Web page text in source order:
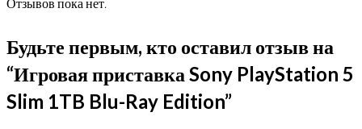
Будьте первым, кто оставил отзыв на
“Игровая приставка Sony PlayStation 5
Slim 1TB Blu-Ray Edition”